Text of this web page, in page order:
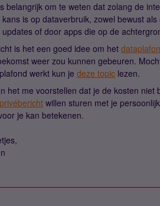
belangrijk om te weten dat zolang de
kans is op dataverbruik, zowel bewust
of door apps die op de
is het een goed idee om het
weer zou kunnen gebeuren.
werkt kun je deze topic lezen.
het me voorstellen dat je de kosten niet
privébericht willen sturen met je
je kan betekenen.